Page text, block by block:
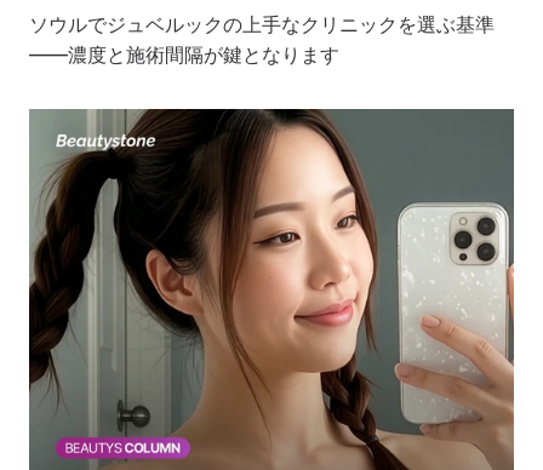
ソウルでジュベルックの上手なクリニックを選ぶ基準
――濃度と施術間隔が鍵となります